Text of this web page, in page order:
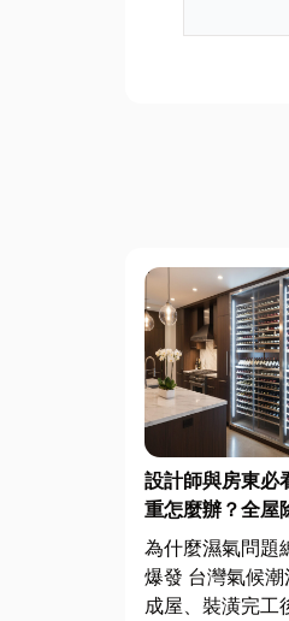
設計師與房東必
重怎麼辦？全屋
交換器整合安裝
質與續租率
為什麼濕氣問題
爆發 台灣氣候潮濕，尤其新
成屋、裝潢完工